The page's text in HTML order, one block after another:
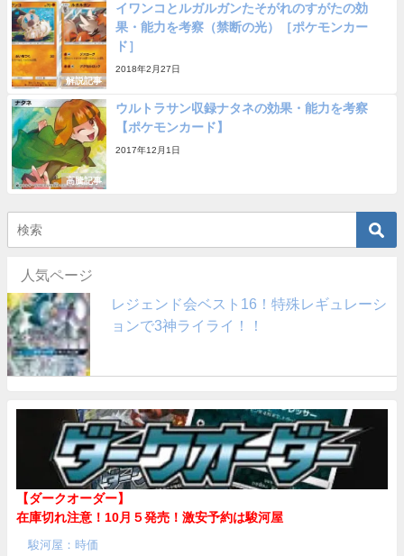
解説記事
イワンコとルガルガンたそがれのすがたの効
果・能力を考察（禁断の光）［ポケモンカー
ド］
2018年2月27日
高騰記事
ウルトラサン収録ナタネの効果・能力を考察
【ポケモンカード】
2017年12月1日
人気ページ
レジェンド会ベスト16！特殊レギュレーシ
ョンで3神ライライ！！
【ダークオーダー】
在庫切れ注意！10月５発売！ 激安予約は駿河屋
駿河屋：時価